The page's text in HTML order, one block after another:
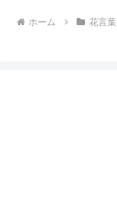
ホーム 花言葉